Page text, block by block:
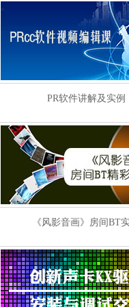
PR软件讲解及实例
《风影音画》房间BT